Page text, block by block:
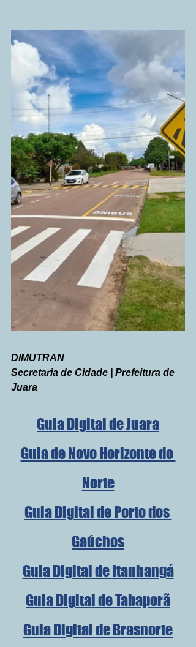
DIMUTRAN
Secretaria de Cidade | Prefeitura de
Juara
Guia Digital de Juara
Guia de Novo Horizonte do
Norte
Guia Digital de Porto dos
Gaúchos
Guia Digital de Itanhangá
Guia Digital de Tabaporã
Guia Digital de Brasnorte